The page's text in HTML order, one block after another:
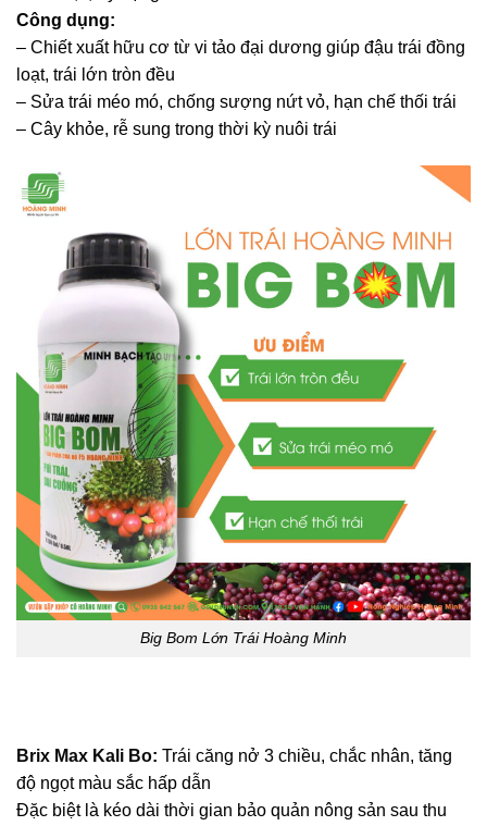
Công dụng:
– Chiết xuất hữu cơ từ vi tảo đại dương giúp đậu trái đồng
loạt, trái lớn tròn đều
– Sửa trái méo mó, chống sượng nứt vỏ, hạn chế thối trái
– Cây khỏe, rễ sung trong thời kỳ nuôi trái
Big Bom Lớn Trái Hoàng Minh
Brix Max Kali Bo: Trái căng nở 3 chiều, chắc nhân, tăng
độ ngọt màu sắc hấp dẫn
Đặc biệt là kéo dài thời gian bảo quản nông sản sau thu